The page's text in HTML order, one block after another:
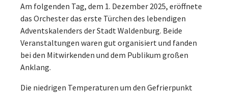
Am folgenden Tag, dem 1. Dezember 2025, eröffnete
das Orchester das erste Türchen des lebendigen
Adventskalenders der Stadt Waldenburg. Beide
Veranstaltungen waren gut organisiert und fanden
bei den Mitwirkenden und dem Publikum großen
Anklang.
Die niedrigen Temperaturen um den Gefrierpunkt